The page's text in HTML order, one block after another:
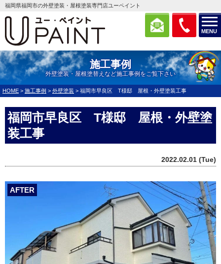
MENU
福岡県福岡市の外壁塗装・屋根塗装専門店ユーペイント
施工事例
外壁塗装・屋根塗替えなど施工事例をご覧下さい
HOME > 施工事例 > 外壁塗装 > 福岡市早良区 T様邸 屋根・外壁塗装工事
福岡市早良区 T様邸 屋根・外壁塗
装工事
2022.02.01 (Tue)
AFTER